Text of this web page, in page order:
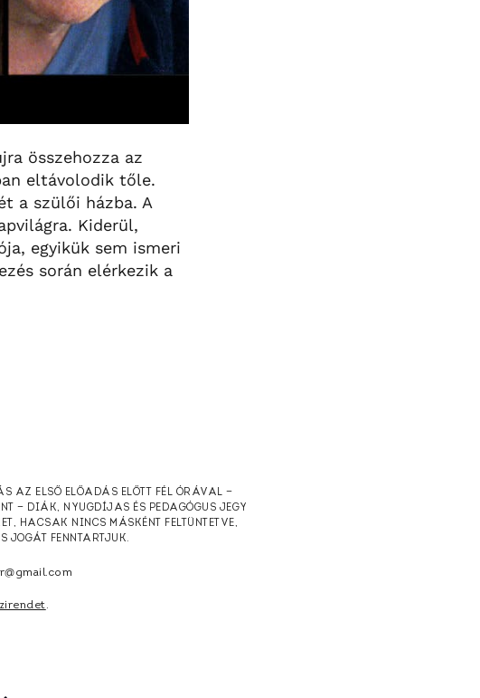
összehozza az
eltávolodik tőle.
a szülői házba. A
Kiderül,
egyikük sem ismeri
során elérkezik a
AZ ELSŐ ELŐADÁS ELŐTT FÉL ÓRÁVAL —
— DIÁK, NYUGDÍJAS ÉS PEDAGÓGUS JEGY
HACSAK NINCS MÁSKÉNT FELTÜNTETVE,
JOGÁT FENNTARTJUK.
.